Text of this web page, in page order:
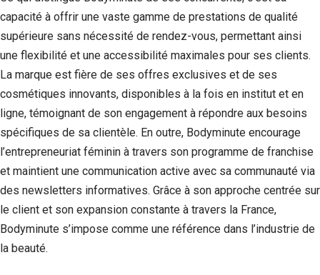
capacité à offrir une vaste gamme de prestations de qualité
supérieure sans nécessité de rendez-vous, permettant ainsi
une flexibilité et une accessibilité maximales pour ses clients.
La marque est fière de ses offres exclusives et de ses
cosmétiques innovants, disponibles à la fois en institut et en
ligne, témoignant de son engagement à répondre aux besoins
spécifiques de sa clientèle. En outre, Bodyminute encourage
l’entrepreneuriat féminin à travers son programme de franchise
et maintient une communication active avec sa communauté via
des newsletters informatives. Grâce à son approche centrée sur
le client et son expansion constante à travers la France,
Bodyminute s’impose comme une référence dans l’industrie de
la beauté.
Ces cookies ne
sont pas
facultatifs. Ils
sont